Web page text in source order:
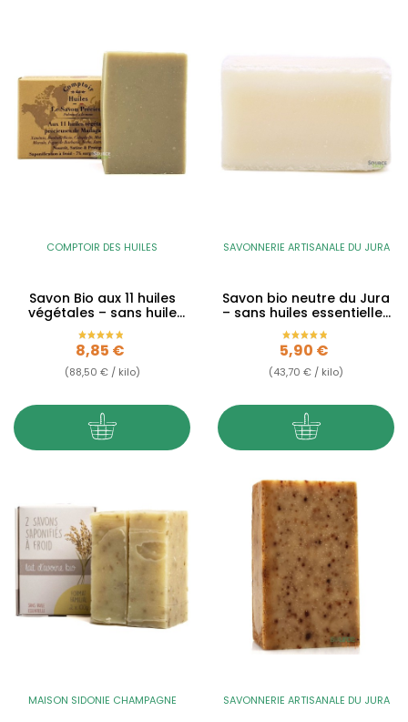
COMPTOIR DES HUILES
Savon Bio aux 11 huiles
végétales – sans huile
essentielle
Prix
8,85 €
(88,50 € / kilo)
SAVONNERIE ARTISANALE DU JURA
Savon bio neutre du Jura
– sans huiles essentielles
– 135g
Prix
5,90 €
(43,70 € / kilo)
MAISON SIDONIE CHAMPAGNE SAVONNERIE ARTISANALE DU JURA